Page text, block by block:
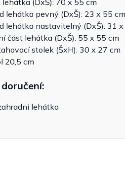
lehátka pevný (DxŠ): 23 x 55 cm
lehátka nastavitelný (DxŠ): 31 x
část lehátka (DxŠ): 55 x 55 cm
stolek (ŠxH): 30 x 27 cm
20,5 cm
lehátko